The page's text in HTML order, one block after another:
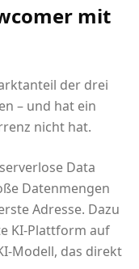
mit
der drei
– und hat ein
nicht hat.
Data
Datenmengen
Adresse. Dazu
KI-Plattform auf
Modell, das direkt